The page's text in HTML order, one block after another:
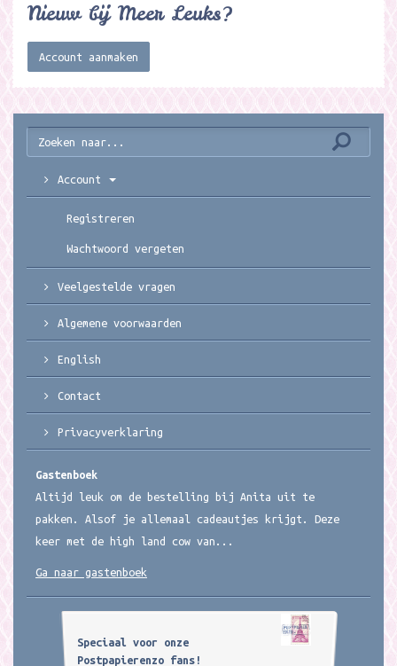
Nieuw bij Meer Leuks?
Account aanmaken
Account
Registreren
Wachtwoord vergeten
Veelgestelde vragen
Algemene voorwaarden
English
Contact
Privacyverklaring
Gastenboek
Altijd leuk om de bestelling bij Anita uit te
pakken. Alsof je allemaal cadeautjes krijgt. Deze
keer met de high land cow van...
Ga naar gastenboek
Speciaal voor onze
Postpapierenzo fans!